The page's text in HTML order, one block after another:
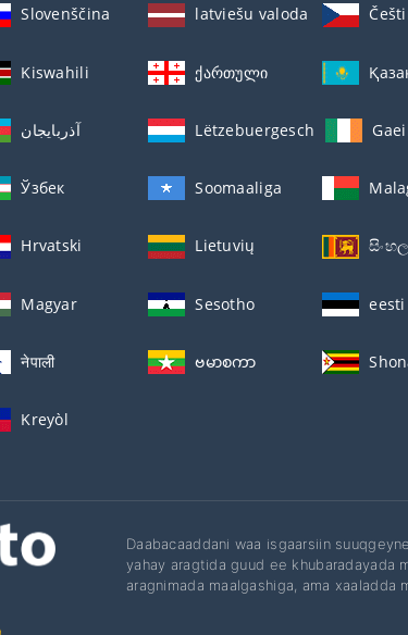
Slovenščina latviešu valoda
Kiswahili ქართული
آذربايجان Lëtzebuergesch
Ўзбек Soomaaliga
Hrvatski Lietuvių සිංහල
Magyar Sesotho
नेपाली ဗမာစကာ
Kreyòl
Daabacaaddani waa isgaarsiin
yahay aragtida guud ee khubaradayada
aragnimada maalgashiga, ama xaaladda